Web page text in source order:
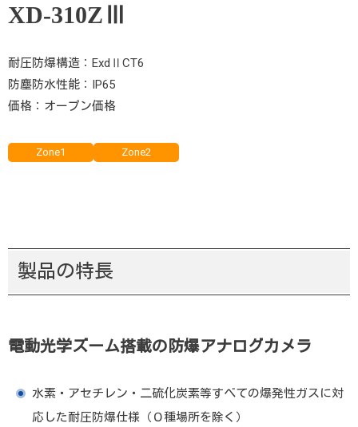
XD-310ZⅢ
耐圧防爆構造：ExdⅡCT6
防塵防水性能：IP65
価格：オープン価格
Zone1 Zone2
製品の特長
電動光学ズーム搭載の防爆アナログカメラ
水素・アセチレン・二硫化炭素等すべての爆発性ガスに対
応した耐圧防爆仕様（０種場所を除く）